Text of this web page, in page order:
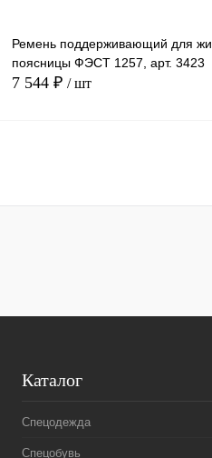
Ремень поддерживающий для
поясницы ФЭСТ 1257, арт. 3423
7 544 ₽ / шт
Купить в
Каталог
Спецодежда
Спецобувь